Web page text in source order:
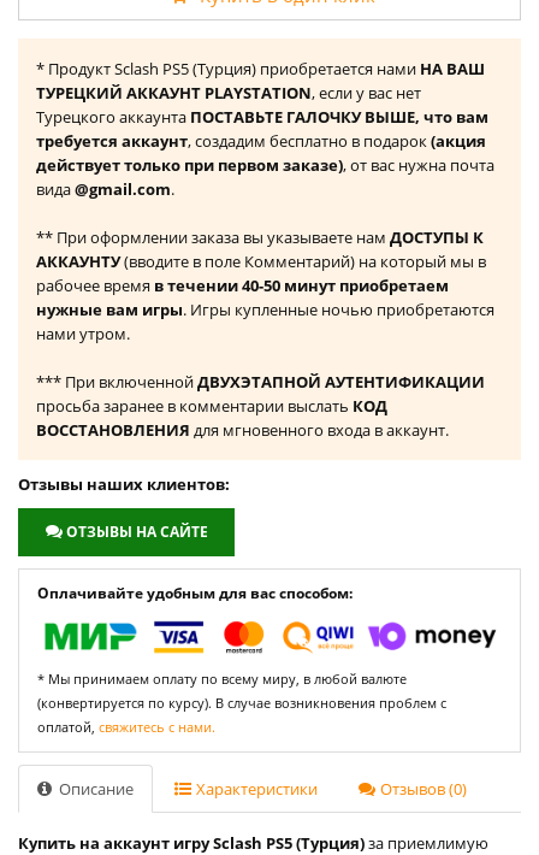
* Продукт Sclash PS5 (Турция) приобретается нами НА ВАШ
ТУРЕЦКИЙ АККАУНТ PLAYSTATION, если у вас нет
Турецкого аккаунта ПОСТАВЬТЕ ГАЛОЧКУ ВЫШЕ, что вам
требуется аккаунт, создадим бесплатно в подарок(акция
действует только при первом заказе), от вас нужна почта
вида@gmail.com.
** При оформлении заказа вы указываете нам ДОСТУПЫ К
АККАУНТУ(вводите в поле Комментарий) на который мы в
рабочее время в течении 40-50 минут приобретаем
нужные вам игры. Игры купленные ночью приобретаются
нами утром.
*** При включеннойДВУХЭТАПНОЙ АУТЕНТИФИКАЦИИ
просьба заранее в комментарии выслать КОД
ВОССТАНОВЛЕНИЯ для мгновенного входа в аккаунт.
Отзывы наших клиентов:
ОТЗЫВЫ НА САЙТЕ
Оплачивайте удобным для вас способом:
* Мы принимаем оплату по всему миру, в любой валюте
(конвертируется по курсу). В случае возникновения проблем с
оплатой, свяжитесь с нами.
Описание Характеристики Отзывов (0)
Купить на аккаунт игру Sclash PS5 (Турция)за приемлимую